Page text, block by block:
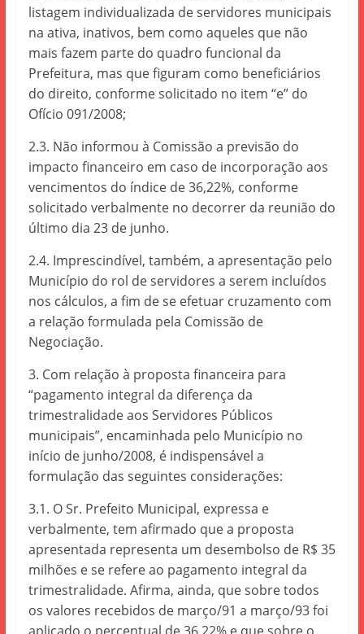
listagem individualizada de servidores municipais
na ativa, inativos, bem como aqueles que não
mais fazem parte do quadro funcional da
Prefeitura, mas que figuram como beneficiários
do direito, conforme solicitado no item “e” do
Ofício 091/2008;
2.3. Não informou à Comissão a previsão do
impacto financeiro em caso de incorporação aos
vencimentos do índice de 36,22%, conforme
solicitado verbalmente no decorrer da reunião do
último dia 23 de junho.
2.4. Imprescindível, também, a apresentação pelo
Município do rol de servidores a serem incluídos
nos cálculos, a fim de se efetuar cruzamento com
a relação formulada pela Comissão de
Negociação.
3. Com relação à proposta financeira para
“pagamento integral da diferença da
trimestralidade aos Servidores Públicos
municipais”, encaminhada pelo Município no
início de junho/2008, é indispensável a
formulação das seguintes considerações:
3.1. O Sr. Prefeito Municipal, expressa e
verbalmente, tem afirmado que a proposta
apresentada representa um desembolso de R$ 35
milhões e se refere ao pagamento integral da
trimestralidade. Afirma, ainda, que sobre todos
os valores recebidos de março/91 a março/93 foi